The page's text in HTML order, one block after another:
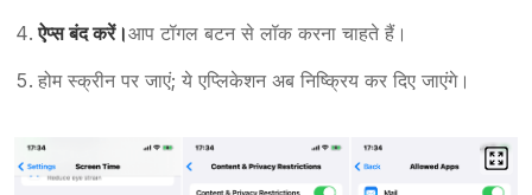
ऐप्स बंद करें।आप टॉगल बटन से लॉक करना चाहते हैं।
होम स्क्रीन पर जाएं; ये एप्लिकेशन अब निष्क्रिय कर दिए जाएंगे।